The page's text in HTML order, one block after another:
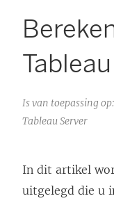
Tableau
Is van toepassing
Tableau Server
In dit artikel
uitgelegd die u